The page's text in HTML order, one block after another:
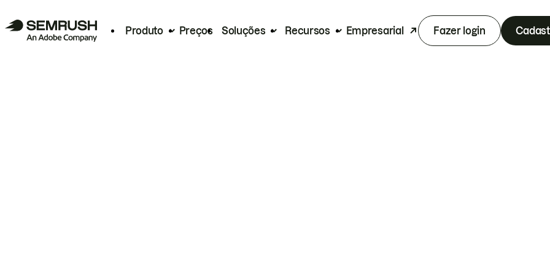
Produto Preços Soluções Recursos Empresarial Fazer login